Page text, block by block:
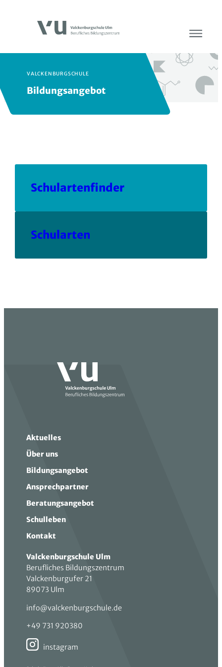
VALCKENBURGSCHULE
Bildungsangebot
Schulartenfinder
Schularten
Aktuelles
Über uns
Bildungsangebot
Ansprechpartner
Beratungsangebot
Schulleben
Kontakt
Valckenburgschule Ulm
Berufliches Bildungszentrum
Valckenburgufer 21
89073 Ulm
info@valckenburgschule.de
+49 731 920380
instagram